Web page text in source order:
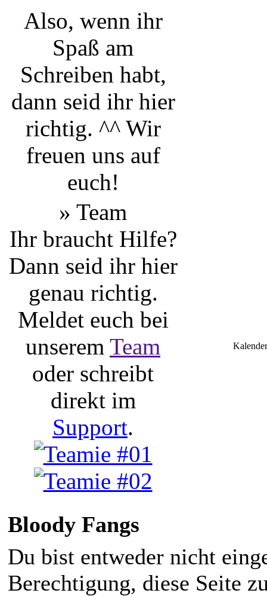
Also, wenn ihr
Spaß am
Schreiben habt,
dann seid ihr hier
richtig. ^^ Wir
freuen uns auf
euch!
» Team
Ihr braucht Hilfe?
Dann seid ihr hier
genau richtig.
Meldet euch bei
unserem Team
oder schreibt
direkt im
Support.
Bloody Fangs
Du bist entweder nicht
Berechtigung, diese Seite